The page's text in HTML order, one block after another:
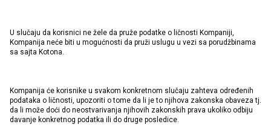
U slučaju da korisnici ne žele da pruže podatke o ličnosti Kompaniji,
Kompanija neće biti u mogućnosti da pruži uslugu u vezi sa porudžbinama
sa sajta Kotona.
Kompanija će korisnike u svakom konkretnom slučaju zahteva određenih
podataka o ličnosti, upozoriti o tome da li je to njihova zakonska obaveza tj.
da li može doći do neostvarivanja njihovih zakonskih prava ukoliko odbiju
davanje konkretnog podatka ili do druge posledice.